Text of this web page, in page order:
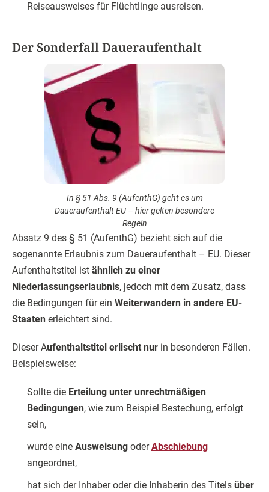
Reiseausweises für Flüchtlinge ausreisen.
Der Sonderfall Daueraufenthalt
In § 51 Abs. 9 (AufenthG) geht es um
Daueraufenthalt EU – hier gelten besondere
Regeln
Absatz 9 des § 51 (AufenthG) bezieht sich auf die
sogenannte Erlaubnis zum Daueraufenthalt – EU. Dieser
Aufenthaltstitel ist ähnlich zu einer
Niederlassungserlaubnis, jedoch mit dem Zusatz, dass
die Bedingungen für ein Weiterwandern in andere EU-
Staaten erleichtert sind.
Dieser Aufenthaltstitel erlischt nur in besonderen Fällen.
Beispielsweise:
Sollte die Erteilung unter unrechtmäßigen
Bedingungen, wie zum Beispiel Bestechung, erfolgt
sein,
wurde eine Ausweisung oderAbschiebung
angeordnet,
hat sich der Inhaber oder die Inhaberin des Titels über